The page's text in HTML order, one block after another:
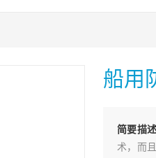
船用
简要描述
术，而